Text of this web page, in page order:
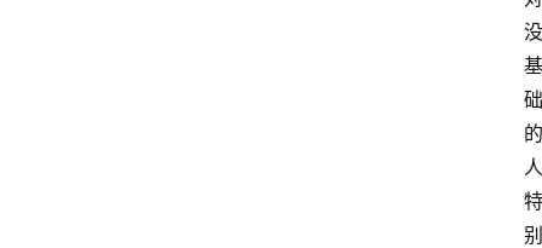
没
基
础
的
人
特
别